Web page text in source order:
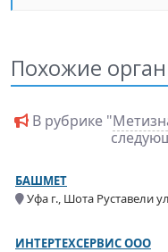
Похожие
В рубрике "
БАШМЕТ
Уфа г., Шота Руставели
ИНТЕРТЕХСЕРВИС ООО